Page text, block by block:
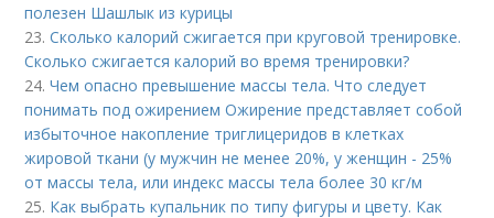
полезен Шашлык из курицы
23.Сколько калорий сжигается при круговой тренировке.
Сколько сжигается калорий во время тренировки?
24.Чем опасно превышение массы тела. Что следует
понимать под ожирением Ожирение представляет собой
избыточное накопление триглицеридов в клетках
жировой ткани (у мужчин не менее 20%, у женщин - 25%
от массы тела, или индекс массы тела более 30 кг/м
25. Как выбрать купальник по типу фигуры и цвету. Как